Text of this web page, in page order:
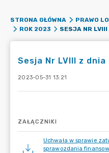
STRONA GŁÓWNA PRAWO
ROK 2023
SESJA NR
Sesja Nr LVIII z
2023-05-31 13:21
ZAŁĄCZNIKI
Uchwała w sprawie
sprawozdania